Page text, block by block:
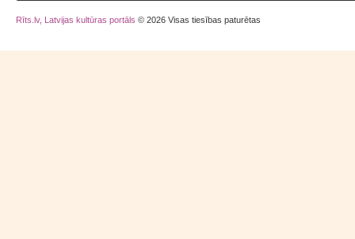
Rīts.lv, Latvijas kultūras portāls © 2026 Visas tiesības paturētas